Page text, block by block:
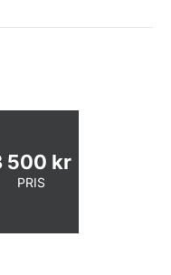
500 kr
PRIS